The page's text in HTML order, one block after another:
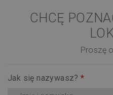
CHCĘ
Proszę
Jak się nazywasz?*